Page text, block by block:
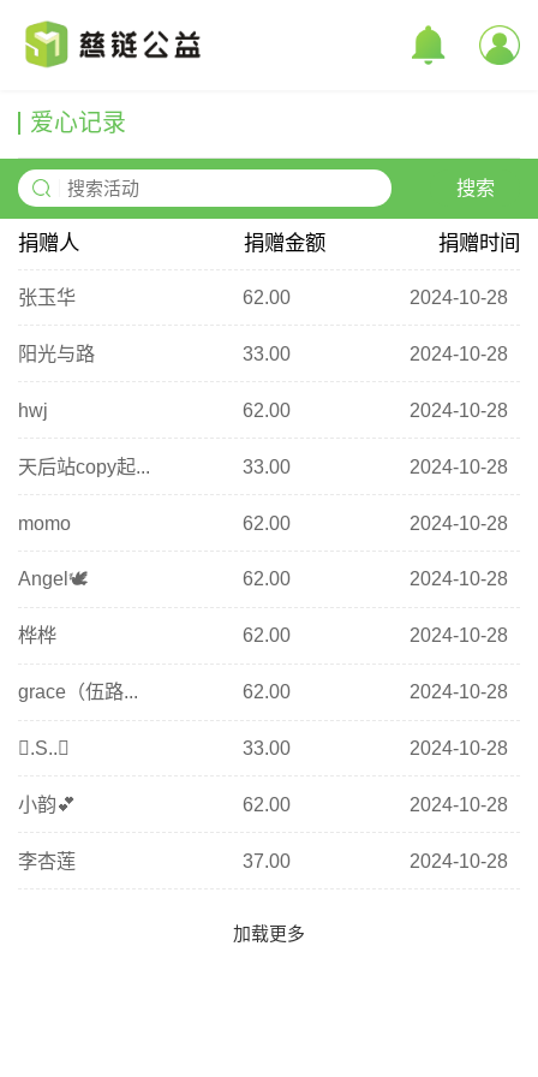
爱心记录
搜索
捐赠人 捐赠金额 捐赠时间
张玉华 62.00 2024-10-28
阳光与路 33.00 2024-10-28
hwj 62.00 2024-10-28
天后站copy起... 33.00 2024-10-28
momo 62.00 2024-10-28
Angel🕊 62.00 2024-10-28
桦桦 62.00 2024-10-28
grace（伍路... 62.00 2024-10-28
.S.. 33.00 2024-10-28
小韵💕 62.00 2024-10-28
李杏莲 37.00 2024-10-28
加载更多